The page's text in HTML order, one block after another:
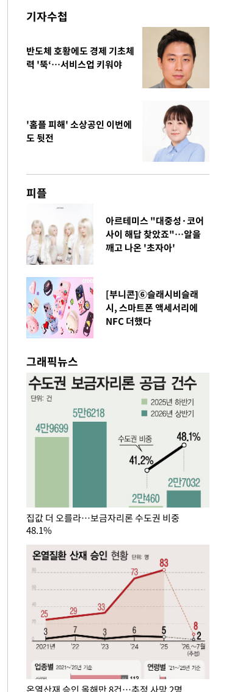
기자수첩
반도체 호황에도 경제 기초체
력 '뚝‘…서비스업 키워야
'홈플 피해' 소상공인 이번에
도 뒷전
피플
아르테미스 "대중성·코어
사이 해답 찾았죠"…알을
깨고 나온 '초자아'
[부니콘]⑥슬래시비슬래
시, 스마트폰 액세서리에
NFC 더했다
그래픽뉴스
집값 더 오를라…보금자리론 수도권 비중
48.1%